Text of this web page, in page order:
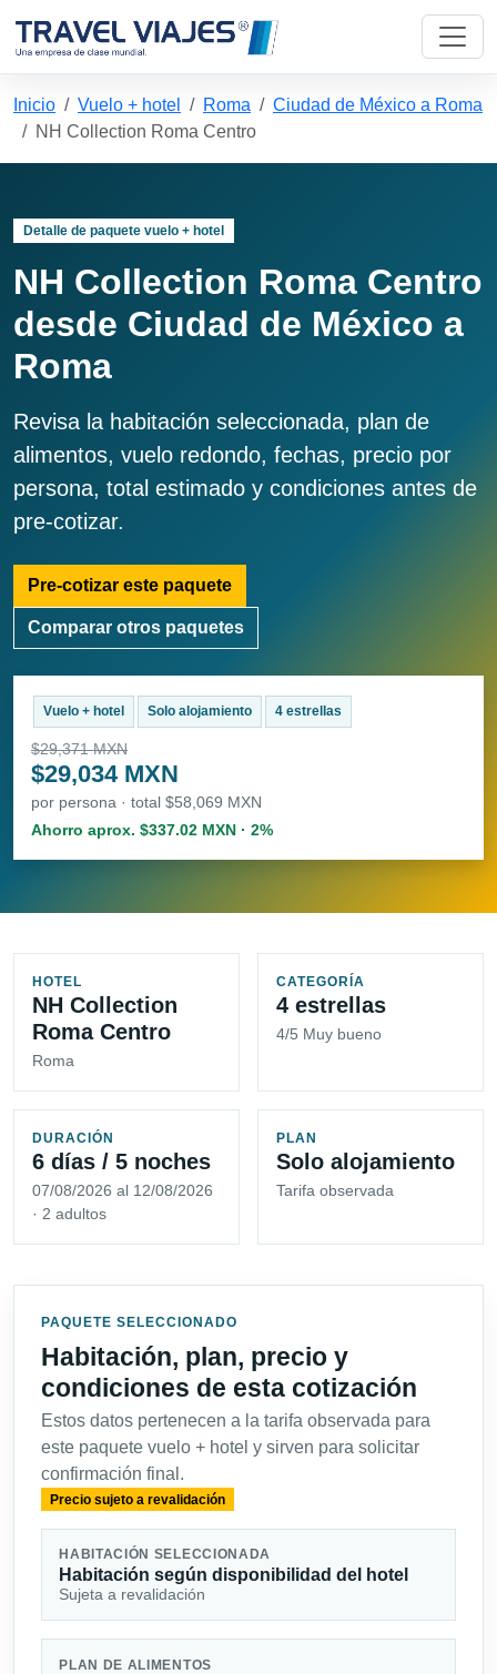
Inicio Vuelo + hotel Roma
Ciudad de México a Roma
NH Collection Roma Centro
Detalle de paquete vuelo + hotel
NH Collection Roma Centro
desde Ciudad de México a
Roma
Revisa la habitación seleccionada, plan de
alimentos, vuelo redondo, fechas, precio por
persona, total estimado y condiciones antes de
pre-cotizar.
Pre-cotizar este paquete
Comparar otros paquetes
Vuelo + hotel Solo alojamiento 4 estrellas
$29,371 MXN
$29,034 MXN
por persona · total $58,069 MXN
Ahorro aprox. $337.02 MXN · 2%
HOTEL
NH Collection
Roma Centro
Roma
CATEGORÍA
4 estrellas
4/5 Muy bueno
DURACIÓN
6 días / 5 noches
07/08/2026 al 12/08/2026
· 2 adultos
PLAN
Solo alojamiento
Tarifa observada
PAQUETE SELECCIONADO
Habitación, plan, precio y
condiciones de esta cotización
Estos datos pertenecen a la tarifa observada para
este paquete vuelo + hotel y sirven para solicitar
confirmación final.
Precio sujeto a revalidación
HABITACIÓN SELECCIONADA
Habitación según disponibilidad del hotel
Sujeta a revalidación
PLAN DE ALIMENTOS